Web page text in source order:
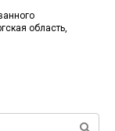
область,